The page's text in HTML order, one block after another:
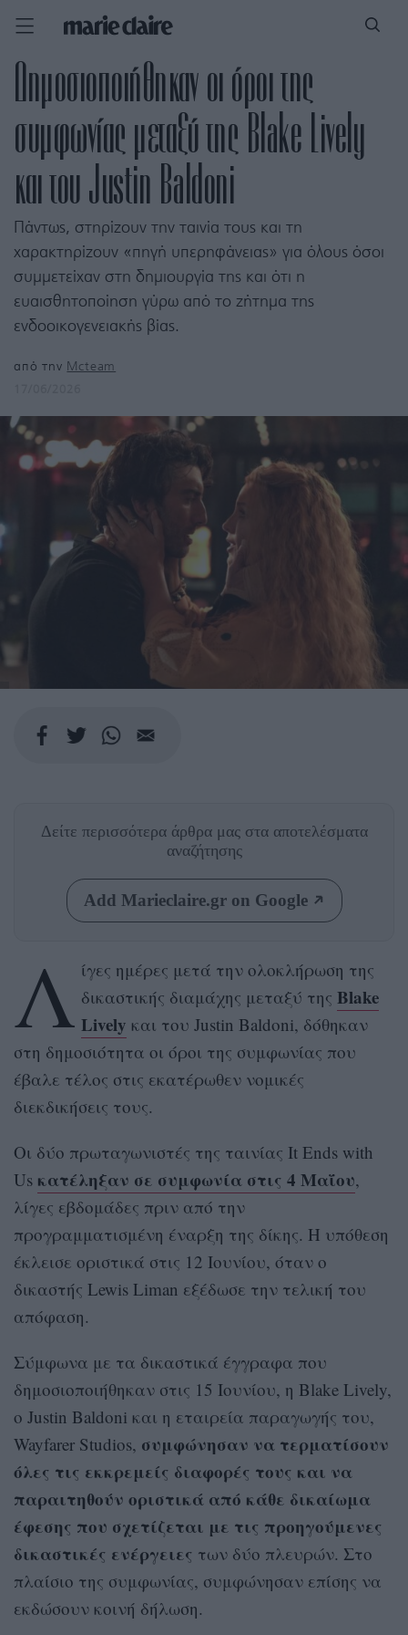
Δημοσιοποιήθηκαν οι όροι της
συμφωνίας μεταξύ της Blake Lively
και του Justin Baldoni
Πάντως, στηρίζουν την ταινία τους και τη
χαρακτηρίζουν «πηγή υπερηφάνειας» για όλους όσοι
συμμετείχαν στη δημιουργία της και ότι η
ευαισθητοποίηση γύρω από το ζήτημα της
ενδοοικογενειακής βίας.
από την Mcteam
Δείτε περισσότερα άρθρα μας στα αποτελέσματα
αναζήτησης
Add Marieclaire.gr on Google
Λ ίγες ημέρες μετά την ολοκλήρωση της
δικαστικής διαμάχης μεταξύ της Blake
Lively και του Justin Baldoni, δόθηκαν
στη δημοσιότητα οι όροι της συμφωνίας που
έβαλε τέλος στις εκατέρωθεν νομικές
διεκδικήσεις τους.
Οι δύο πρωταγωνιστές της ταινίας It Ends with
Us κατέληξαν σε συμφωνία στις 4 Μαΐου,
λίγες εβδομάδες πριν από την
προγραμματισμένη έναρξη της δίκης. Η υπόθεση
έκλεισε οριστικά στις 12 Ιουνίου, όταν ο
δικαστής Lewis Liman εξέδωσε την τελική του
απόφαση.
Σύμφωνα με τα δικαστικά έγγραφα που
δημοσιοποιήθηκαν στις 15 Ιουνίου, η Blake Lively,
ο Justin Baldoni και η εταιρεία παραγωγής του,
Wayfarer Studios, συμφώνησαν να τερματίσουν
όλες τις εκκρεμείς διαφορές τους και να
παραιτηθούν οριστικά από κάθε δικαίωμα
έφεσης που σχετίζεται με τις προηγούμενες
δικαστικές ενέργειες των δύο πλευρών. Στο
πλαίσιο της συμφωνίας, συμφώνησαν επίσης να
εκδώσουν κοινή δήλωση.